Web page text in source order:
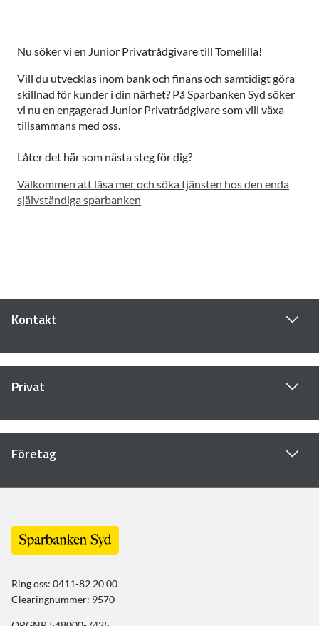
Nu söker vi en Junior Privatrådgivare till Tomelilla!
Vill du utvecklas inom bank och finans och samtidigt göra
skillnad för kunder i din närhet? På Sparbanken Syd söker
vi nu en engagerad Junior Privatrådgivare som vill växa
tillsammans med oss.
Låter det här som nästa steg för dig?
Välkommen att läsa mer och söka tjänsten hos den enda
självständiga sparbanken
Kontakt
Privat
Företag
Ring oss: 0411-82 20 00
Clearingnummer: 9570